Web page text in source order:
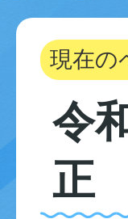
現在の
令
正